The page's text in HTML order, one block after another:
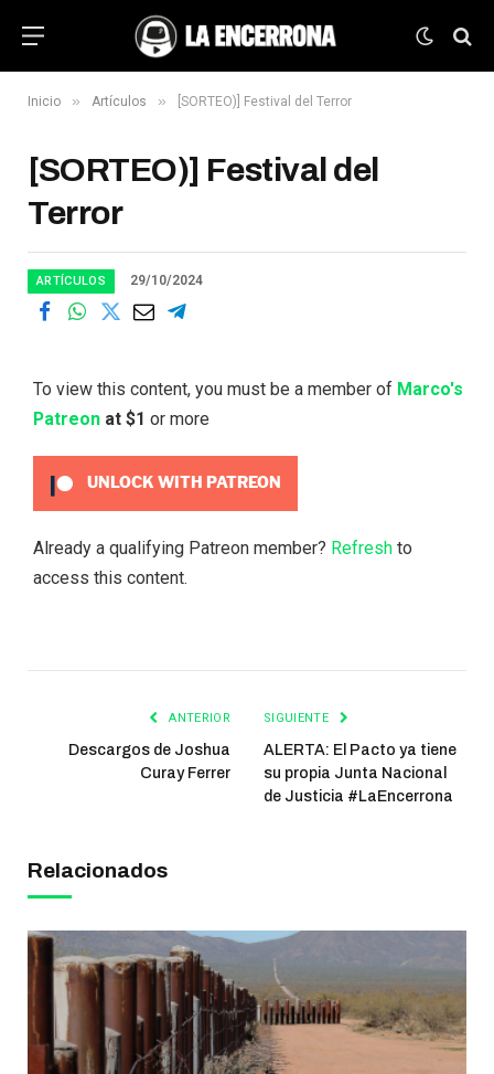
Inicio » Artículos » [SORTEO)] Festival del Terror
[SORTEO)] Festival del
Terror
ARTÍCULOS 29/10/2024
To view this content, you must be a member of Marco's
Patreon at $1 or more
UNLOCK WITH PATREON
Already a qualifying Patreon member? Refresh to
access this content.
ANTERIOR
Descargos de Joshua
Curay Ferrer
SIGUIENTE
ALERTA: El Pacto ya tiene
su propia Junta Nacional
de Justicia #LaEncerrona
Relacionados